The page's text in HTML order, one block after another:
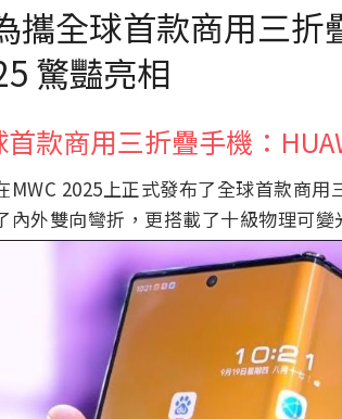
攜全球首款商用三折
驚豔亮相
首款商用三折疊手機：
MWC 2025上正式發布了全球首款商
內外雙向彎折，更搭載了十級物理可